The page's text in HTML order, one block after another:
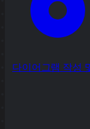
다이어그램 작성